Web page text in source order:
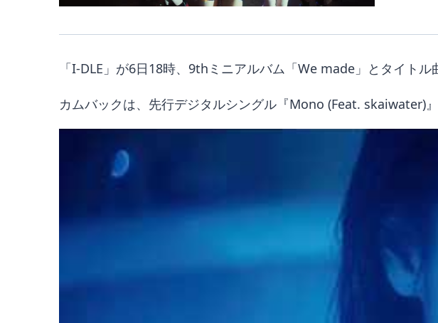
「I-DLE」が6日18時、9thミニアルバム「We made」とタイト
カムバックは、先行デジタルシングル『Mono (Feat. skaiwater)